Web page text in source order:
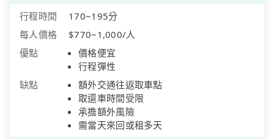
行程時間
170~195分
每人價格
$770~1,000/人
優點
價格便宜
行程彈性
缺點
額外交通往返取車點
取還車時間受限
承擔額外風險
需當天來回或租多天